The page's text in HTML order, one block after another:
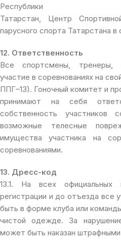
Республики
Татарстан, Центр
парусного спорта Татарстана
12. Ответственность
Все спортсмены, тренеры,
участие в соревнованиях на
ППГ–13). Гоночный комитет и
принимают на себя
собственность участников
возможные телесные
имущества участника на
соревнованиями.
13. Дресс-код
13.1. На всех официальных
регистрации и до отъезда все
быть в форме клуба или
чистой одежде. За
может быть наказан